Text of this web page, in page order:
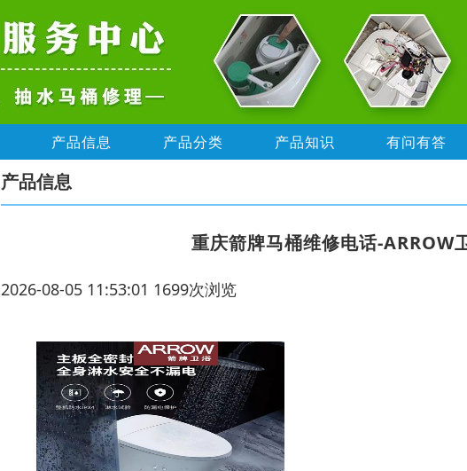
产品信息 产品分类 产品知识 有问有答
产品信息
重庆箭牌马桶维修电话-ARROW
2026-08-05 11:53:01 1699次浏览